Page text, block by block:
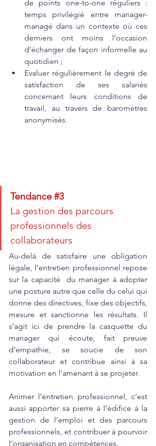
de points one-to-one réguliers :
temps privilégié entre manager-
managé dans un contexte où ces
derniers ont moins l’occasion
d’échanger de façon informelle au
quotidien ;
Evaluer régulièrement le degré de
satisfaction de ses salariés
concernant leurs conditions de
travail, au travers de baromètres
anonymisés.
Tendance #3
La gestion des parcours
professionnels des
collaborateurs
Au-delà de satisfaire une obligation
légale, l’entretien professionnel repose
sur la capacité  du manager à adopter
une posture autre que celle du celui qui
donne des directives, fixe des objectifs,
mesure et sanctionne les résultats. Il
s’agit ici de prendre la casquette du
manager qui écoute, fait preuve
d’empathie, se soucie de son
collaborateur et contribue ainsi à sa
motivation en l’amenant à se projeter.
Animer l’entretien professionnel, c’est
aussi apporter sa pierre à l’édifice à la
gestion de l’emploi et des parcours
professionnels, et contribuer à pourvoir
l’organisation en compétences.